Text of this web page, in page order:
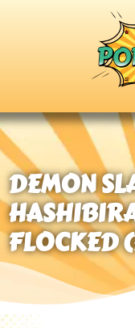
DEMON
FLOCKED